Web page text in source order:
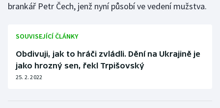
Plavání
Plážový volejbal
Ragby
Rychlobruslení
brankář Petr Čech, jenž nyní působí ve vedení mužstva.
SOUVISEJÍCÍ ČLÁNKY
Obdivuji, jak to hráči zvládli. Dění na Ukrajině je
jako hrozný sen, řekl Trpišovský
25. 2. 2022